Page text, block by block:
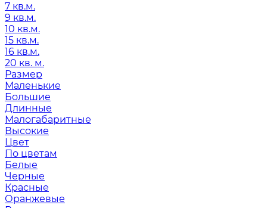
7 кв.м.
9 кв.м.
10 кв.м.
15 кв.м.
16 кв.м.
20 кв. м.
Размер
Маленькие
Большие
Длинные
Малогабаритные
Высокие
Цвет
По цветам
Белые
Черные
Красные
Оранжевые